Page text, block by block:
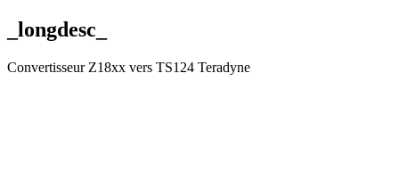
_longdesc_
Convertisseur Z18xx vers TS124 Teradyne